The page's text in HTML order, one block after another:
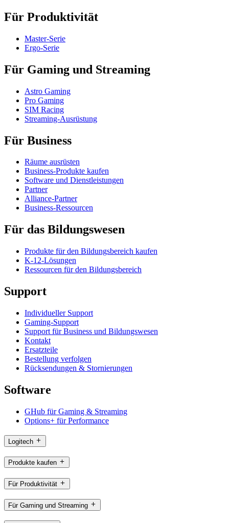
Für Produktivität
Master-Serie
Ergo-Serie
Für Gaming und Streaming
Astro Gaming
Pro Gaming
SIM Racing
Streaming-Ausrüstung
Für Business
Räume ausrüsten
Business-Produkte kaufen
Software und Dienstleistungen
Partner
Alliance-Partner
Business-Ressourcen
Für das Bildungswesen
Produkte für den Bildungsbereich kaufen
K-12-Lösungen
Ressourcen für den Bildungsbereich
Support
Individueller Support
Gaming-Support
Support für Business und Bildungswesen
Kontakt
Ersatzteile
Bestellung verfolgen
Rücksendungen & Stornierungen
Software
GHub für Gaming & Streaming
Options+ für Performance
Logitech
Produkte kaufen
Für Produktivität
Für Gaming und Streaming